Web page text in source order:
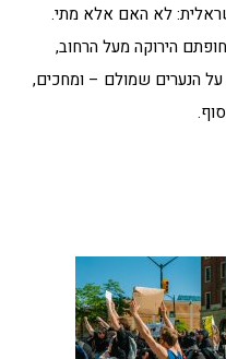
לא האם אלא מתי.
הירוקה מעל הרחוב,
הנערים שמולם – ומחכים,